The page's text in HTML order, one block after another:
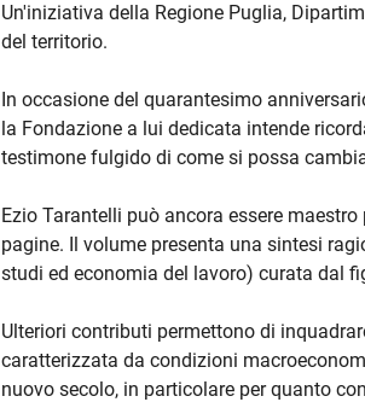
Un'iniziativa della Regione Puglia,
del territorio.
In occasione del quarantesimo
la Fondazione a lui dedicata intende
testimone fulgido di come si possa
Ezio Tarantelli può ancora essere
pagine. Il volume presenta una sintesi
studi ed economia del lavoro) curata dal
Ulteriori contributi permettono di
caratterizzata da condizioni
nuovo secolo, in particolare per quanto